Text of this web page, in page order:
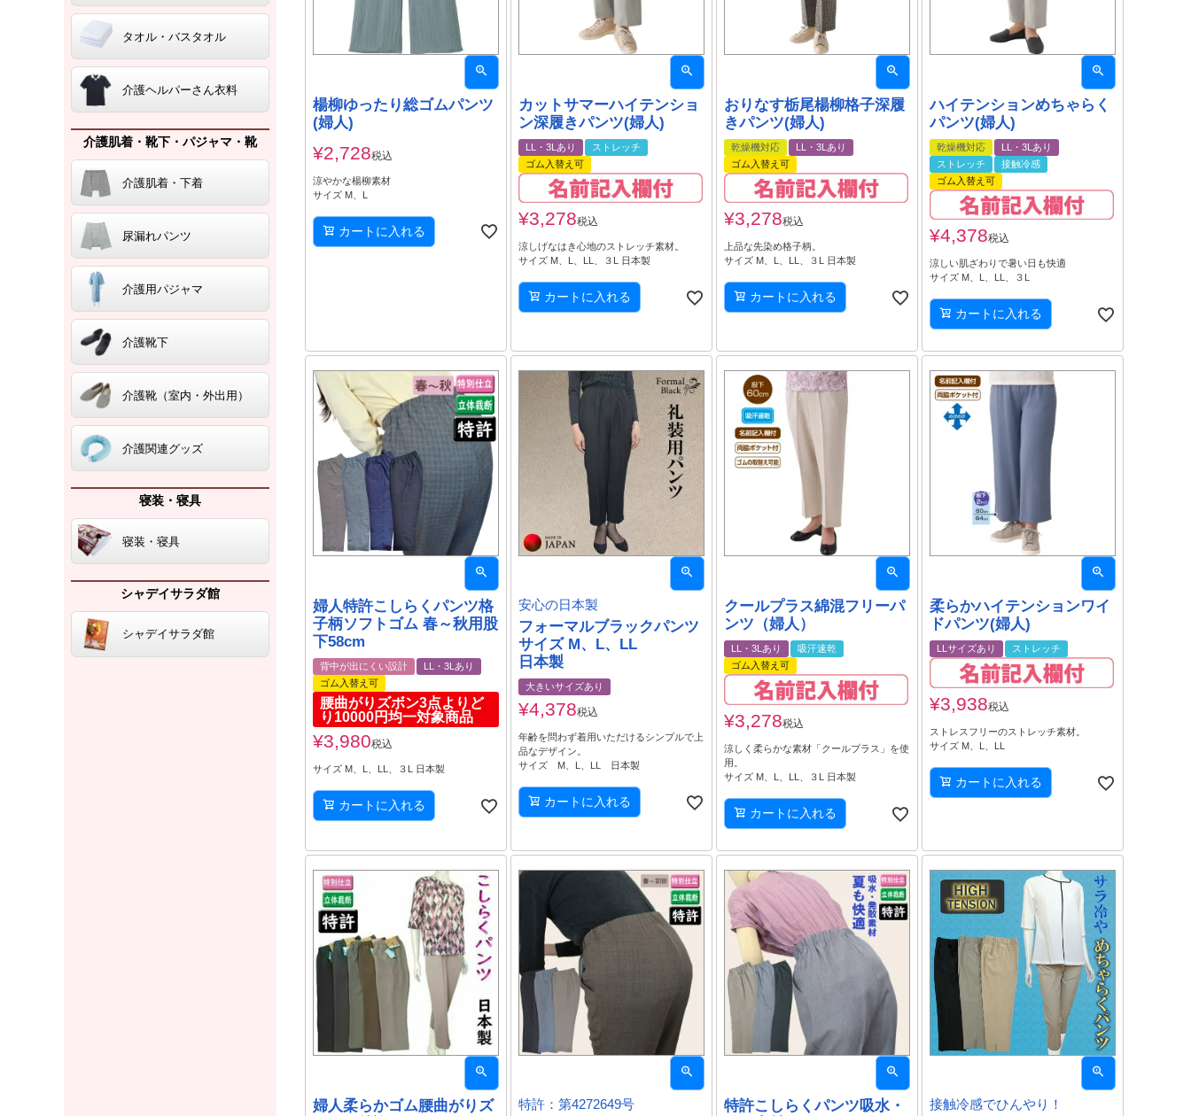
タオル・バスタオル
介護ヘルパーさん衣料
介護肌着・靴下・パジャマ・靴
介護肌着・下着
尿漏れパンツ
介護用パジャマ
介護靴下
介護靴（室内・外出用）
介護関連グッズ
寝装・寝具
寝装・寝具
シャデイサラダ館
シャデイサラダ館
楊柳ゆったり総ゴムパンツ
(婦人)
¥2,728税込
涼やかな楊柳素材
サイズ M、L
カートに入れる
カットサマーハイテンショ
ン深履きパンツ(婦人)
LL・3Lあり
ストレッチ
ゴム入替え可
¥3,278税込
涼しげなはき心地のストレッチ素材。
サイズ M、L、LL、３L 日本製
カートに入れる
おりなす栃尾楊柳格子深履
きパンツ(婦人)
乾燥機対応
LL・3Lあり
ゴム入替え可
¥3,278税込
上品な先染め格子柄。
サイズ M、L、LL、３L 日本製
カートに入れる
ハイテンションめちゃらく
パンツ(婦人)
乾燥機対応
LL・3Lあり
ストレッチ
接触冷感
ゴム入替え可
¥4,378税込
涼しい肌ざわりで暑い日も快適
サイズ M、L、LL、３L
カートに入れる
婦人特許こしらくパンツ格
子柄ソフトゴム 春～秋用股
下58cm
背中が出にくい設計
LL・3Lあり
ゴム入替え可
腰曲がりズボン3点よりど
り10000円均一対象商品
¥3,980税込
サイズ M、L、LL、３L 日本製
カートに入れる
安心の日本製
フォーマルブラックパンツ
サイズ M、L、LL
日本製
大きいサイズあり
¥4,378税込
年齢を問わず着用いただけるシンプルで上
品なデザイン。
サイズ M、L、LL 日本製
カートに入れる
クールプラス綿混フリーパ
ンツ（婦人）
LL・3Lあり
吸汗速乾
ゴム入替え可
¥3,278税込
涼しく柔らかな素材「クールプラス」を使
用。
サイズ M、L、LL、３L 日本製
カートに入れる
柔らかハイテンションワイ
ドパンツ(婦人)
LLサイズあり ストレッチ
¥3,938税込
ストレスフリーのストレッチ素材。
サイズ M、L、LL
カートに入れる
婦人柔らかゴム腰曲がりズ
特許：第4272649号
特許こしらくパンツ吸水・
接触冷感でひんやり！